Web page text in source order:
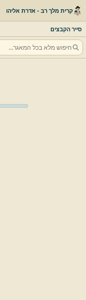
קרית מלך רב - אדרת אליהו
סייר הקבצים